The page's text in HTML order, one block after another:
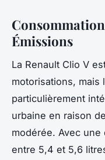
Émissions
La Renault Clio V
motorisations, mais
particulièrement
urbaine en raison
modérée. Avec une
entre 5,4 et 5,6